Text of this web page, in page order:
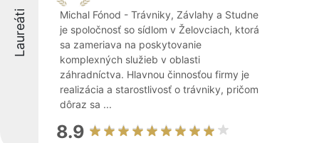
Laureáti
Michal Fónod - Trávniky, Závlahy a Studne
je spoločnosť so sídlom v Želovciach, ktorá
sa zameriava na poskytovanie
komplexných služieb v oblasti
záhradníctva. Hlavnou činnosťou firmy je
realizácia a starostlivosť o trávniky, pričom
dôraz sa ...
8.9